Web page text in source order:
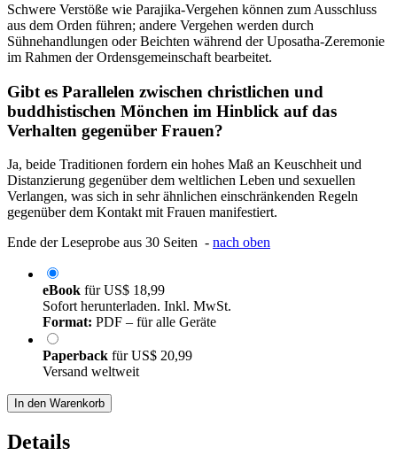
Schwere Verstöße wie Parajika-Vergehen können zum Ausschluss
aus dem Orden führen; andere Vergehen werden durch
Sühnehandlungen oder Beichten während der Uposatha-Zeremonie
im Rahmen der Ordensgemeinschaft bearbeitet.
Gibt es Parallelen zwischen christlichen und
buddhistischen Mönchen im Hinblick auf das
Verhalten gegenüber Frauen?
Ja, beide Traditionen fordern ein hohes Maß an Keuschheit und
Distanzierung gegenüber dem weltlichen Leben und sexuellen
Verlangen, was sich in sehr ähnlichen einschränkenden Regeln
gegenüber dem Kontakt mit Frauen manifestiert.
Ende der Leseprobe aus 30 Seiten - nach oben
eBook fürUS$ 18,99
Sofort herunterladen. Inkl. MwSt.
Format: PDF – für alle Geräte
Paperback fürUS$ 20,99
Versand weltweit
In den Warenkorb
Details